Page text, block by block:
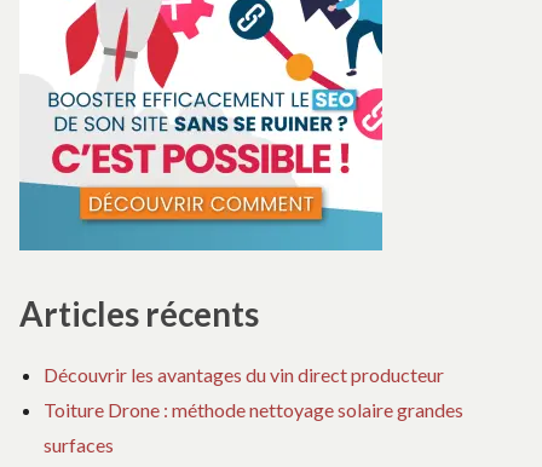
Articles récents
Découvrir les avantages du vin direct producteur
Toiture Drone : méthode nettoyage solaire grandes
surfaces